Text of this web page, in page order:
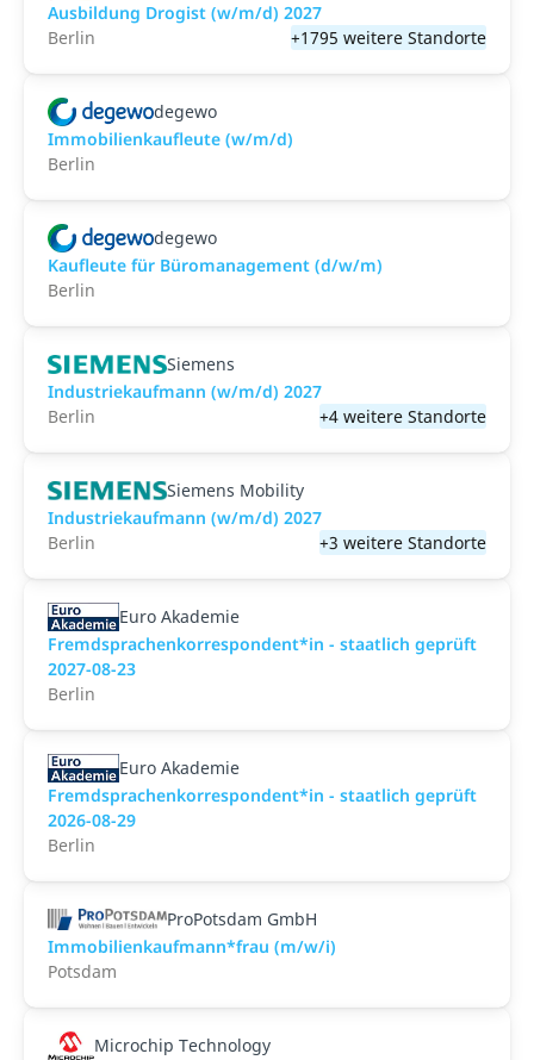
Ausbildung Drogist (w/m/d) 2027
Berlin
+1795 weitere Standorte
degewo
Immobilienkaufleute (w/m/d)
Berlin
degewo
Kaufleute für Büromanagement (d/w/m)
Berlin
Siemens
Industriekaufmann (w/m/d) 2027
Berlin
+4 weitere Standorte
Siemens Mobility
Industriekaufmann (w/m/d) 2027
Berlin
+3 weitere Standorte
Euro Akademie
Fremdsprachenkorrespondent*in - staatlich geprüft
2027-08-23
Berlin
Euro Akademie
Fremdsprachenkorrespondent*in - staatlich geprüft
2026-08-29
Berlin
ProPotsdam GmbH
Immobilienkaufmann*frau (m/w/i)
Potsdam
Microchip Technology